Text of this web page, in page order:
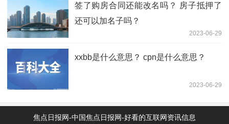
签了购房合同还能改名吗？ 房子抵押了
还可以加名子吗？
2023-06-29
xxbb是什么意思？ cpn是什么意思？
2023-06-29
焦点日报网-中国焦点日报网-好看的互联网资讯信息